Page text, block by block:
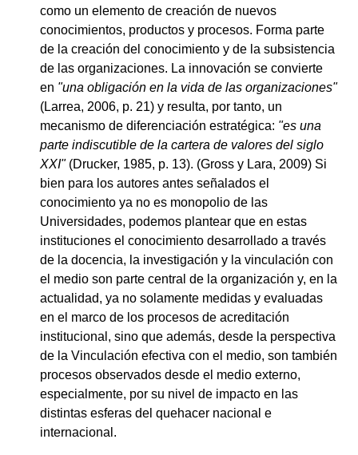
como un elemento de creación de nuevos
conocimientos, productos y procesos. Forma parte
de la creación del conocimiento y de la subsistencia
de las organizaciones. La innovación se convierte
en "una obligación en la vida de las organizaciones"
(Larrea, 2006, p. 21) y resulta, por tanto, un
mecanismo de diferenciación estratégica: "es una
parte indiscutible de la cartera de valores del siglo
XXI"(Drucker, 1985, p. 13). (Gross y Lara, 2009) Si
bien para los autores antes señalados el
conocimiento ya no es monopolio de las
Universidades, podemos plantear que en estas
instituciones el conocimiento desarrollado a través
de la docencia, la investigación y la vinculación con
el medio son parte central de la organización y, en la
actualidad, ya no solamente medidas y evaluadas
en el marco de los procesos de acreditación
institucional, sino que además, desde la perspectiva
de la Vinculación efectiva con el medio, son también
procesos observados desde el medio externo,
especialmente, por su nivel de impacto en las
distintas esferas del quehacer nacional e
internacional.